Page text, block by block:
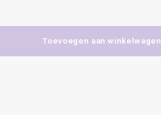
Toevoegen aan winkelwagen